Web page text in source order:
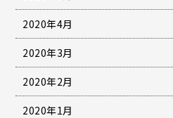
2020年4月
2020年3月
2020年2月
2020年1月